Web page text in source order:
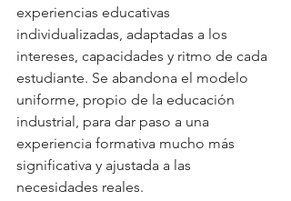
experiencias educativas
individualizadas, adaptadas a los
intereses, capacidades y ritmo de cada
estudiante. Se abandona el modelo
uniforme, propio de la educación
industrial, para dar paso a una
experiencia formativa mucho más
significativa y ajustada a las
necesidades reales.